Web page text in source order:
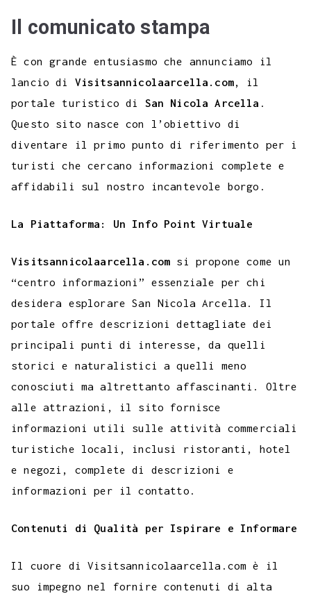
Il comunicato stampa
È con grande entusiasmo che annunciamo il
lancio di Visitsannicolaarcella.com, il
portale turistico di San Nicola Arcella .
Questo sito nasce con l’obiettivo di
diventare il primo punto di riferimento per i
turisti che cercano informazioni complete e
affidabili sul nostro incantevole borgo.
La Piattaforma: Un Info Point Virtuale
Visitsannicolaarcella.com si propone come un
“centro informazioni” essenziale per chi
desidera esplorare San Nicola Arcella. Il
portale offre descrizioni dettagliate dei
principali punti di interesse, da quelli
storici e naturalistici a quelli meno
conosciuti ma altrettanto affascinanti. Oltre
alle attrazioni, il sito fornisce
informazioni utili sulle attività commerciali
turistiche locali, inclusi ristoranti, hotel
e negozi, complete di descrizioni e
informazioni per il contatto.
Contenuti di Qualità per Ispirare e Informare
Il cuore di Visitsannicolaarcella.com è il
suo impegno nel fornire contenuti di alta